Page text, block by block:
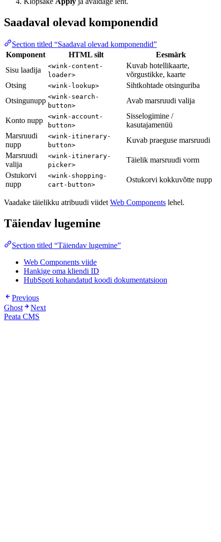
Saadaval olevad komponendid
Section titled “Saadaval olevad komponendid”
Komponent
HTML silt
Eesmärk
Sisu laadija
<wink-content-
loader>
Kuvab hotellikaarte,
võrgustikke, kaarte
Otsing
<wink-lookup>
Sihtkohtade otsinguriba
Otsingunupp <wink-search-
button>
Avab marsruudi valija
Konto nupp
<wink-account-
button>
Sisselogimine /
kasutajamenüü
Marsruudi
nupp
<wink-itinerary-
button>
Kuvab praeguse marsruudi
Marsruudi
valija
<wink-itinerary-
picker>
Täielik marsruudi vorm
Ostukorvi
nupp
<wink-shopping-
cart-button>
Ostukorvi kokkuvõtte nupp
Vaadake täielikku atribuudi viidet Web Components lehel.
Täiendav lugemine
Section titled “Täiendav lugemine”
Web Components viide
Hankige oma kliendi ID
HubSpoti kohandatud koodi dokumentatsioon
Previous
Ghost
Next
Peata CMS